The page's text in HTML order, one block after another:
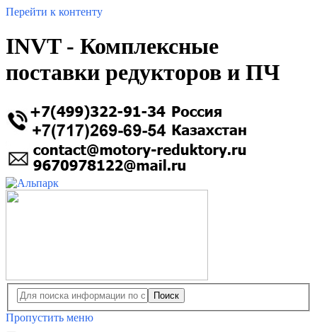
Перейти к контенту
INVT - Комплексные
поставки редукторов и ПЧ
Поиск
Пропустить меню